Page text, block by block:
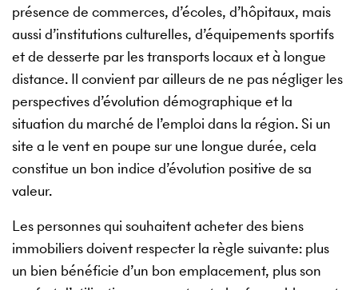
présence de commerces, d’écoles, d’hôpitaux, mais
aussi d’institutions culturelles, d’équipements sportifs
et de desserte par les transports locaux et à longue
distance. Il convient par ailleurs de ne pas négliger les
perspectives d’évolution démographique et la
situation du marché de l’emploi dans la région. Si un
site a le vent en poupe sur une longue durée, cela
constitue un bon indice d’évolution positive de sa
valeur.
Les personnes qui souhaitent acheter des biens
immobiliers doivent respecter la règle suivante: plus
un bien bénéficie d’un bon emplacement, plus son